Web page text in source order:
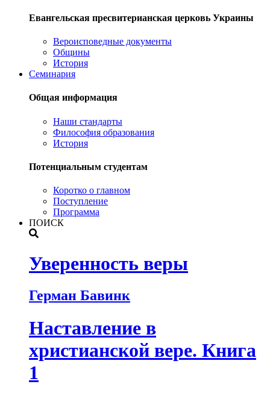
Евангельская пресвитерианская церковь Украины
Вероисповедные документы
Общины
История
Семинария
Общая информация
Наши стандарты
Философия образования
История
Потенциальным студентам
Коротко о главном
Поступление
Программа
ПОИСК
Уверенность веры
Герман Бавинк
Наставление в
христианской вере. Книга
1